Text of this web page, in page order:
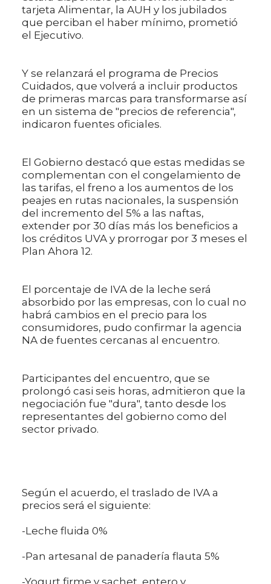
tarjeta Alimentar, la AUH y los jubilados
que perciban el haber mínimo, prometió
el Ejecutivo.
Y se relanzará el programa de Precios
Cuidados, que volverá a incluir productos
de primeras marcas para transformarse así
en un sistema de "precios de referencia",
indicaron fuentes oficiales.
El Gobierno destacó que estas medidas se
complementan con el congelamiento de
las tarifas, el freno a los aumentos de los
peajes en rutas nacionales, la suspensión
del incremento del 5% a las naftas,
extender por 30 días más los beneficios a
los créditos UVA y prorrogar por 3 meses el
Plan Ahora 12.
El porcentaje de IVA de la leche será
absorbido por las empresas, con lo cual no
habrá cambios en el precio para los
consumidores, pudo confirmar la agencia
NA de fuentes cercanas al encuentro.
Participantes del encuentro, que se
prolongó casi seis horas, admitieron que la
negociación fue "dura", tanto desde los
representantes del gobierno como del
sector privado.
Según el acuerdo, el traslado de IVA a
precios será el siguiente:
-Leche fluida 0%
-Pan artesanal de panadería flauta 5%